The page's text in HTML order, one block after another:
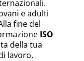
e adulti
fine del
ISO
della tua
lavoro.